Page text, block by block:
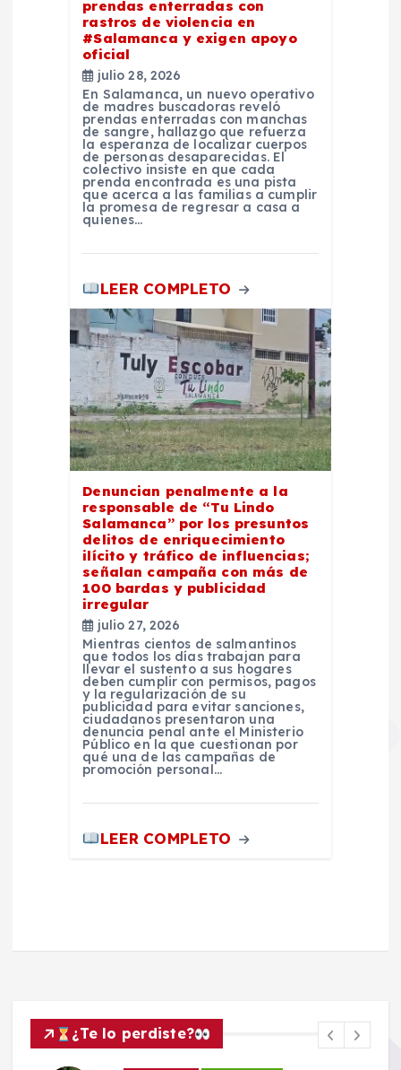
prendas enterradas con
rastros de violencia en
#Salamanca y exigen apoyo
oficial
julio 28, 2026
En Salamanca, un nuevo operativo
de madres buscadoras reveló
prendas enterradas con manchas
de sangre, hallazgo que refuerza
la esperanza de localizar cuerpos
de personas desaparecidas. El
colectivo insiste en que cada
prenda encontrada es una pista
que acerca a las familias a cumplir
la promesa de regresar a casa a
quienes…
LEER COMPLETO
Denuncian penalmente a la
responsable de “Tu Lindo
Salamanca” por los presuntos
delitos de enriquecimiento
ilícito y tráfico de influencias;
señalan campaña con más de
100 bardas y publicidad
irregular
julio 27, 2026
Mientras cientos de salmantinos
que todos los días trabajan para
llevar el sustento a sus hogares
deben cumplir con permisos, pagos
y la regularización de su
publicidad para evitar sanciones,
ciudadanos presentaron una
denuncia penal ante el Ministerio
Público en la que cuestionan por
qué una de las campañas de
promoción personal…
LEER COMPLETO
¿Te lo perdiste?